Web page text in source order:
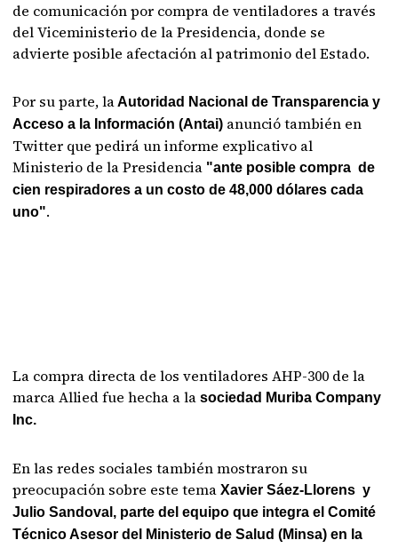
de comunicación por compra de ventiladores a través
del Viceministerio de la Presidencia, donde se
advierte posible afectación al patrimonio del Estado.
Por su parte, laAutoridad Nacional de Transparencia y
Acceso a la Información (Antai) anunció también en
Twitter que pedirá un informe explicativo al
Ministerio de la Presidencia "ante posible compra de
cien respiradores a un costo de 48,000 dólares cada
uno".
La compra directa de los ventiladores AHP-300 de la
marca Allied fue hecha a la sociedad Muriba Company
Inc.
En las redes sociales también mostraron su
preocupación sobre este temaXavier Sáez-Llorens y
Julio Sandoval, parte del equipo que integra el Comité
Técnico Asesor del Ministerio de Salud (Minsa) en la